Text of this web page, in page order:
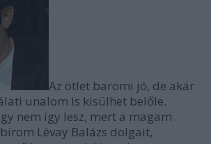
Az ötlet baromi jó, de akár
unalom is kisülhet belőle.
nem így lesz, mert a magam
Lévay Balázs dolgait,